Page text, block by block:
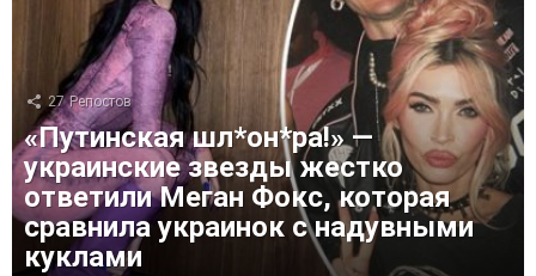
27 Репостов
«Путинская шл*он*ра!» —
украинские звезды жестко
ответили Меган Фокс, которая
сравнила украинок с надувными
куклами